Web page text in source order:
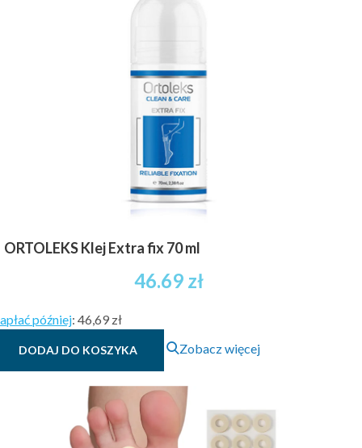
ORTOLEKS Klej Extra fix 70 ml
46.69 zł
później: 46,69 zł
DODAJ DO KOSZYKA Zobacz więcej